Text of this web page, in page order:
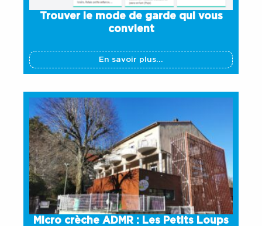
Trouver le mode de garde qui vous
convient
En savoir plus...
Micro crèche ADMR : Les Petits Loups